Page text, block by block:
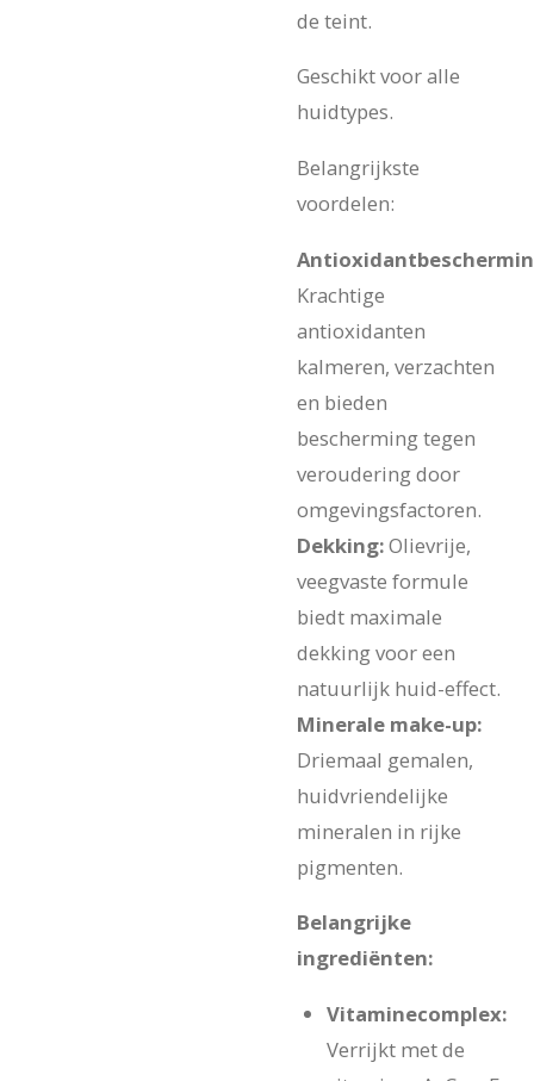
de teint.
Geschikt voor alle
huidtypes.
Belangrijkste
voordelen:
Krachtige
antioxidanten
kalmeren, verzachten
en bieden
bescherming tegen
veroudering door
omgevingsfactoren.
Dekking:Olievrije,
veegvaste formule
biedt maximale
dekking voor een
natuurlijk huid-effect.
Minerale make-up:
Driemaal gemalen,
huidvriendelijke
mineralen in rijke
pigmenten.
Belangrijke
ingrediënten:
Vitaminecomplex:
Verrijkt met de